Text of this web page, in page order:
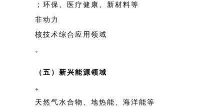
；环保、医疗健康、新材料等
非动力
核技术综合应用领域
。
（五）新兴能源领域
。
天然气水合物、地热能、海洋能等